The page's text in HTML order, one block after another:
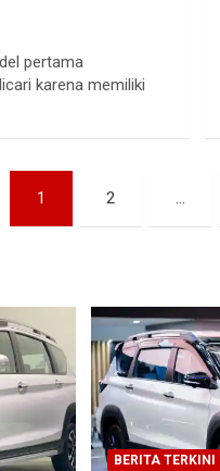
pertama
karena memiliki
1 2 …
BERITA TERKINI